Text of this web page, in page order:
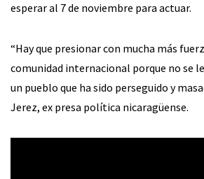
esperar al 7 de noviembre para actuar.
“Hay que presionar con mucha más
comunidad internacional porque no se
un pueblo que ha sido perseguido y
Jerez, ex presa política nicaragüense.